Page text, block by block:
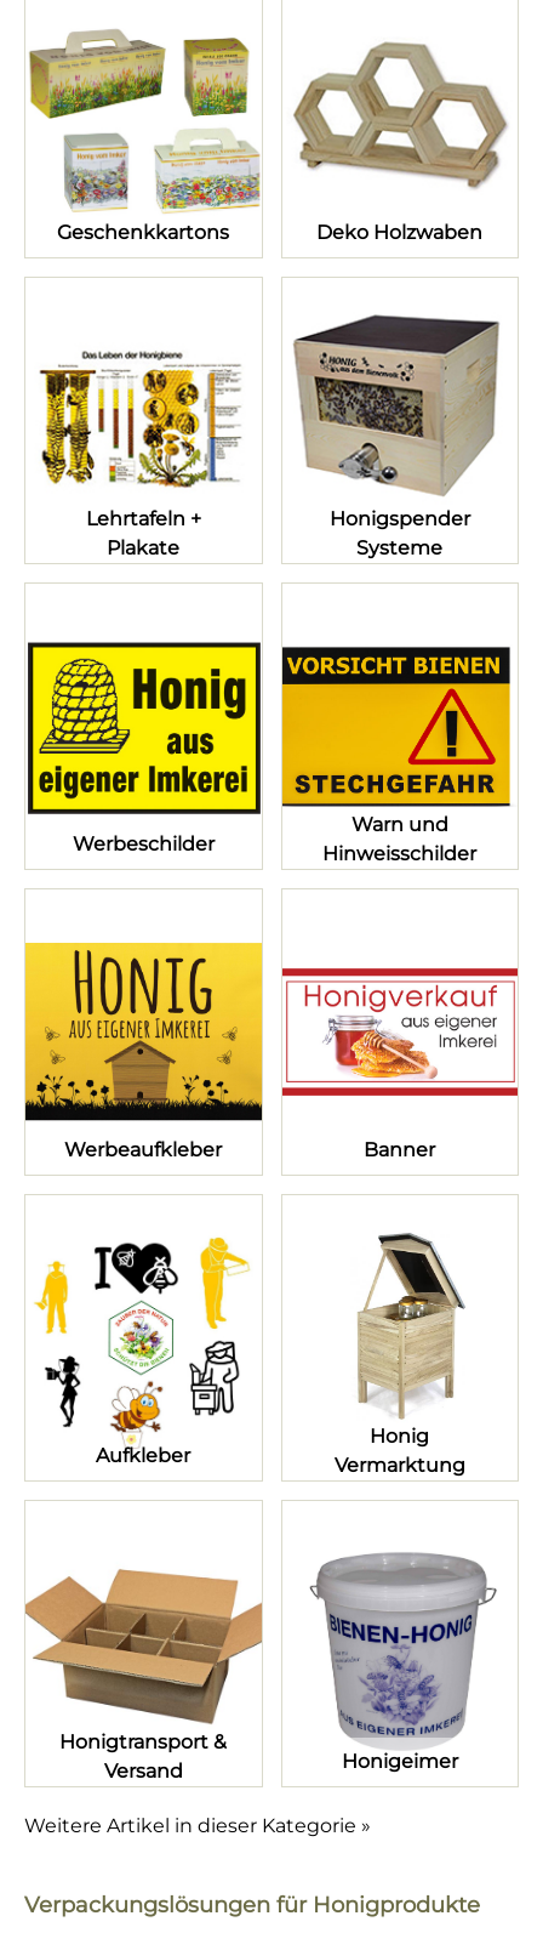
Geschenkkartons Deko Holzwaben
Lehrtafeln +
Plakate
Honigspender
Systeme
Werbeschilder
Warn und
Hinweisschilder
Werbeaufkleber Banner
Aufkleber
Honig
Vermarktung
Honigtransport &
Versand
Honigeimer
Weitere Artikel in dieser Kategorie »
Verpackungslösungen für Honigprodukte